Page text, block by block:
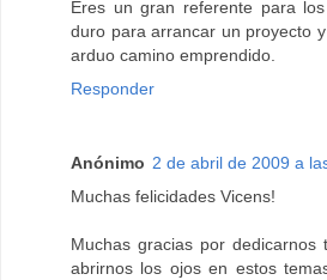
Eres un gran referente para
duro para arrancar un proyecto
arduo camino emprendido.
Responder
Anónimo 2 de abril de 2009 a
Muchas felicidades Vicens!
Muchas gracias por
abrirnos los ojos en estos